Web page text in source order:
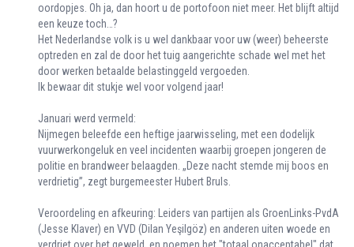
oordopjes. Oh ja, dan hoort u de portofoon niet meer. Het blijft altijd
een keuze toch…?
Het Nederlandse volk is u wel dankbaar voor uw (weer) beheerste
optreden en zal de door het tuig aangerichte schade wel met het
door werken betaalde belastinggeld vergoeden.
Ik bewaar dit stukje wel voor volgend jaar!
Januari werd vermeld:
Nijmegen beleefde een heftige jaarwisseling, met een dodelijk
vuurwerkongeluk en veel incidenten waarbij groepen jongeren de
politie en brandweer belaagden. „Deze nacht stemde mij boos en
verdrietig”, zegt burgemeester Hubert Bruls.
Veroordeling en afkeuring: Leiders van partijen als GroenLinks-PvdA
(Jesse Klaver) en VVD (Dilan Yeşilgöz) en anderen uiten woede en
verdriet over het geweld, en noemen het "totaal onacceptabel" dat